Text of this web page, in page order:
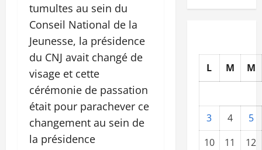
tumultes au sein du
Conseil National de la
Jeunesse, la présidence
du CNJ avait changé de
visage et cette
cérémonie de passation
était pour parachever ce
changement au sein de
la présidence
L M M
3 4
5
10
11
12